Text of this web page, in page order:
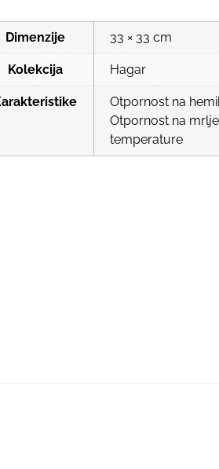
Dimenzije 33 × 33 cm
Kolekcija Hagar
Otpornost na
Otpornost na
temperature